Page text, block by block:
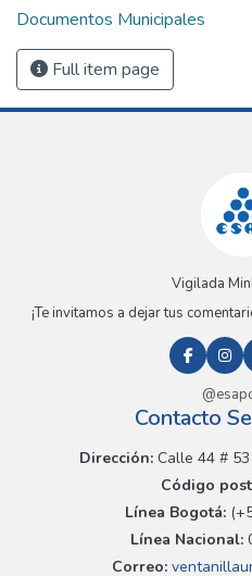
Documentos Municipales
Full item page
Vigilada
¡Te invitamos a dejar tus
Contacto
Dirección:Calle 44 # 53
Código
Línea Bogotá:
Línea Nacional:
Correo: